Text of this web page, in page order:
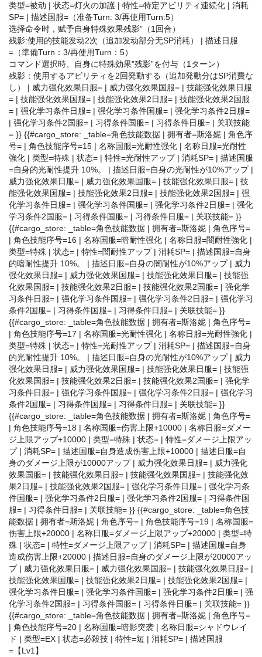
类型=被动 | 状态=灯火の加護 | 特性=特定アビリティ連続化 | 消耗
SP= | 描述国服=（准备Turn: 3/再使用Turn:5）
选择命令时，赋予自身特殊效果残影”（1回合）
残影:使用的技能发动2次（追加发动部分无SP消耗） | 描述日服
=（準備Turn：3/再使用Turn：5）
コマンド選択時、自身に特殊効果”残影”を付与（1ターン）
残影：使用するアビリティを2回発動する（追加発動分はSP消費な
し） | 威力强化效果日服= | 威力强化效果国服= | 技能强化效果日服
= | 技能强化效果国服= | 技能强化效果2日服= | 技能强化效果2国服
= | 强化学习条件日服= | 强化学习条件国服= | 强化学习条件2日服=
| 强化学习条件2国服= | 习得条件国服= | 习得条件日服= | 关联技能
= }} {{#cargo_store: _table=角色技能数据 | 拥有者=斯洛妮 | 角色序
号= | 角色技能序号=15 | 名称国服=光耐性强化 | 名称日服=光耐性
強化 | 类型=特殊 | 状态= | 特性=光耐性アップ | 消耗SP= | 描述国服
=自身的光耐性提升 10%。 | 描述日服=自身の光耐性が10%アップ |
威力强化效果日服= | 威力强化效果国服= | 技能强化效果日服= | 技
能强化效果国服= | 技能强化效果2日服= | 技能强化效果2国服= | 强
化学习条件日服= | 强化学习条件国服= | 强化学习条件2日服= | 强化
学习条件2国服= | 习得条件国服= | 习得条件日服= | 关联技能= }}
{{#cargo_store: _table=角色技能数据 | 拥有者=斯洛妮 | 角色序号=
| 角色技能序号=16 | 名称国服=暗耐性强化 | 名称日服=闇耐性強化 |
类型=特殊 | 状态= | 特性=闇耐性アップ | 消耗SP= | 描述国服=自身
的暗耐性提升 10%。 | 描述日服=自身の闇耐性が10%アップ | 威力
强化效果日服= | 威力强化效果国服= | 技能强化效果日服= | 技能强
化效果国服= | 技能强化效果2日服= | 技能强化效果2国服= | 强化学
习条件日服= | 强化学习条件国服= | 强化学习条件2日服= | 强化学习
条件2国服= | 习得条件国服= | 习得条件日服= | 关联技能= }}
{{#cargo_store: _table=角色技能数据 | 拥有者=斯洛妮 | 角色序号=
| 角色技能序号=17 | 名称国服=光耐性强化 | 名称日服=光耐性強化 |
类型=特殊 | 状态= | 特性=光耐性アップ | 消耗SP= | 描述国服=自身
的光耐性提升 10%。 | 描述日服=自身の光耐性が10%アップ | 威力
强化效果日服= | 威力强化效果国服= | 技能强化效果日服= | 技能强
化效果国服= | 技能强化效果2日服= | 技能强化效果2国服= | 强化学
习条件日服= | 强化学习条件国服= | 强化学习条件2日服= | 强化学习
条件2国服= | 习得条件国服= | 习得条件日服= | 关联技能= }}
{{#cargo_store: _table=角色技能数据 | 拥有者=斯洛妮 | 角色序号=
| 角色技能序号=18 | 名称国服=伤害上限+10000 | 名称日服=ダメー
ジ上限アップ+10000 | 类型=特殊 | 状态= | 特性=ダメージ上限アッ
プ | 消耗SP= | 描述国服=自身造成伤害上限+10000 | 描述日服=自
身のダメージ上限が10000アップ | 威力强化效果日服= | 威力强化
效果国服= | 技能强化效果日服= | 技能强化效果国服= | 技能强化效
果2日服= | 技能强化效果2国服= | 强化学习条件日服= | 强化学习条
件国服= | 强化学习条件2日服= | 强化学习条件2国服= | 习得条件国
服= | 习得条件日服= | 关联技能= }} {{#cargo_store: _table=角色技
能数据 | 拥有者=斯洛妮 | 角色序号= | 角色技能序号=19 | 名称国服=
伤害上限+20000 | 名称日服=ダメージ上限アップ+20000 | 类型=特
殊 | 状态= | 特性=ダメージ上限アップ | 消耗SP= | 描述国服=自身
造成伤害上限+20000 | 描述日服=自身のダメージ上限が20000アッ
プ | 威力强化效果日服= | 威力强化效果国服= | 技能强化效果日服= |
技能强化效果国服= | 技能强化效果2日服= | 技能强化效果2国服= |
强化学习条件日服= | 强化学习条件国服= | 强化学习条件2日服= | 强
化学习条件2国服= | 习得条件国服= | 习得条件日服= | 关联技能= }}
{{#cargo_store: _table=角色技能数据 | 拥有者=斯洛妮 | 角色序号=
| 角色技能序号=20 | 名称国服=暗影突袭 | 名称日服=シャドウレイ
ド | 类型=EX | 状态=必殺技 | 特性=短 | 消耗SP= | 描述国服
=【Lv1】